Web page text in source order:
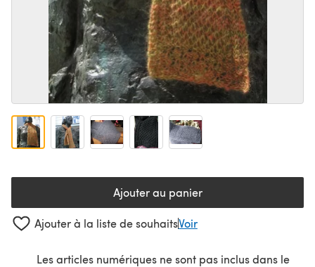
Ajouter au panier
Ajouter à la liste de souhaitsVoir
Les articles numériques ne sont pas inclus dans le